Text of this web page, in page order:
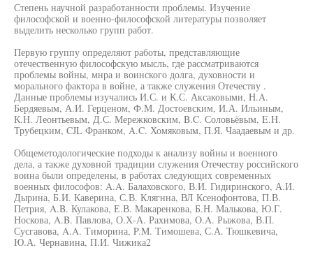
Степень научной разработанности проблемы. Изучение
философской и военно-философской литературы позволяет
выделить несколько групп работ.
Первую группу определяют работы, представляющие
отечественную философскую мысль, где рассматриваются
проблемы войны, мнра и воинского долга, духовности и
морального фактора в войне, а также служения Отечеству .
Данные проблемы изучались И.С. и К.С. Аксаковыми, H.A.
Бердяевым, А.И. Герценом, Ф.М. Достоевским, И.А. Ильиным,
К.Н. Леонтьевым, Д.С. Мережковским, B.C. Соловьёвым, E.H.
Трубецким, CJL Франком, A.C. Хомяковым, П.Я. Чаадаевым и др.
Общеметодологические подходы к анализу войны и военного
дела, а также духовной традиции служения Отечеству российского
воина были определены, в работах следующих современных
военных философов: A.A. Балаховского, В.И. Гидиринского, А.И.
Дырина, Б.И. Каверина, С.В. Клягнна, ВЛ Ксенофонтова, П.В.
Петрия, A.B. Кулакова, Е.В. Макаренкова, Б.Н. Малькова, Ю.Г.
Носкова, A.B. Павлова, О.Х-А. Рахимова, O.A. Рыжова, В.П.
Сусгавова, A.A. Тиморина, P.M. Тимошева, С.А. Тюшкевича,
Ю.А. Чернавина, П.И. Чижика2